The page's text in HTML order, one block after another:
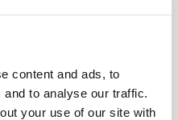
content and ads, to
to analyse our traffic.
your use of our site with